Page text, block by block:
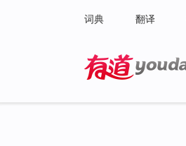
词典 翻译